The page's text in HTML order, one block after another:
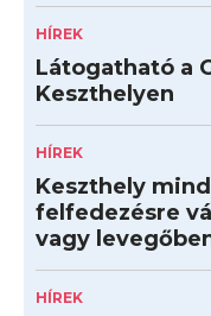
HÍREK
Látogatható a
Keszthelyen
HÍREK
Keszthely
felfedezésre
vagy
HÍREK